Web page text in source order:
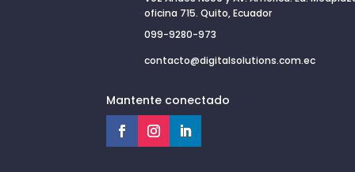
oficina 715. Quito, Ecuador
099-9280-973
contacto@digitalsolutions.com.ec
Mantente conectado